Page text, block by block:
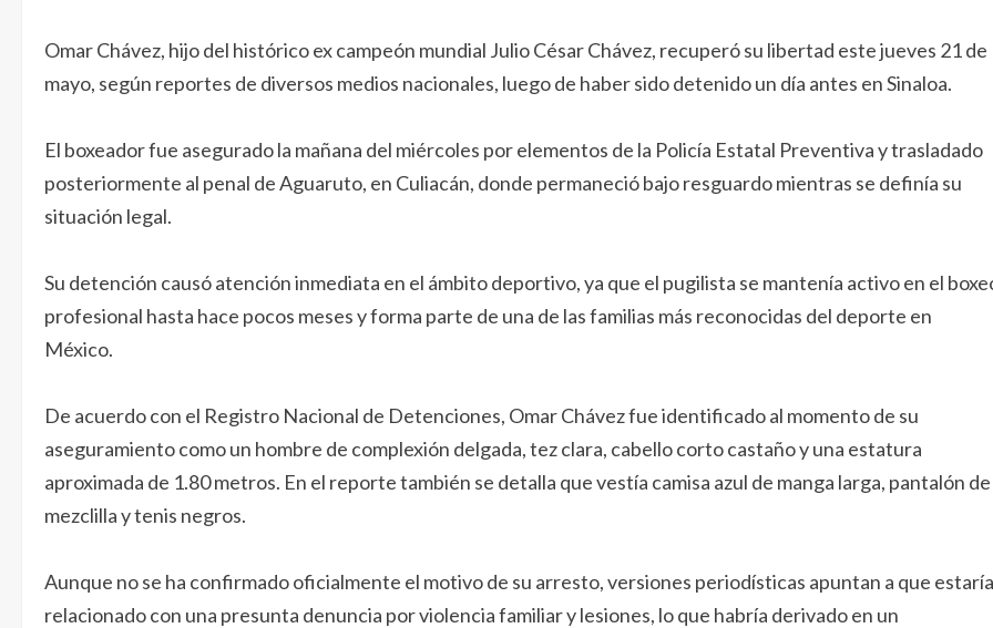
Omar Chávez, hijo del histórico ex campeón mundial Julio César Chávez, recuperó su libertad este jueves 21 de
mayo, según reportes de diversos medios nacionales, luego de haber sido detenido un día antes en Sinaloa.
El boxeador fue asegurado la mañana del miércoles por elementos de la Policía Estatal Preventiva y trasladado
posteriormente al penal de Aguaruto, en Culiacán, donde permaneció bajo resguardo mientras se definía su
situación legal.
Su detención causó atención inmediata en el ámbito deportivo, ya que el pugilista se mantenía activo en el
profesional hasta hace pocos meses y forma parte de una de las familias más reconocidas del deporte en
México.
De acuerdo con el Registro Nacional de Detenciones, Omar Chávez fue identificado al momento de su
aseguramiento como un hombre de complexión delgada, tez clara, cabello corto castaño y una estatura
aproximada de 1.80 metros. En el reporte también se detalla que vestía camisa azul de manga larga, pantalón de
mezclilla y tenis negros.
Aunque no se ha confirmado oficialmente el motivo de su arresto, versiones periodísticas apuntan a que estaría
relacionado con una presunta denuncia por violencia familiar y lesiones, lo que habría derivado en un